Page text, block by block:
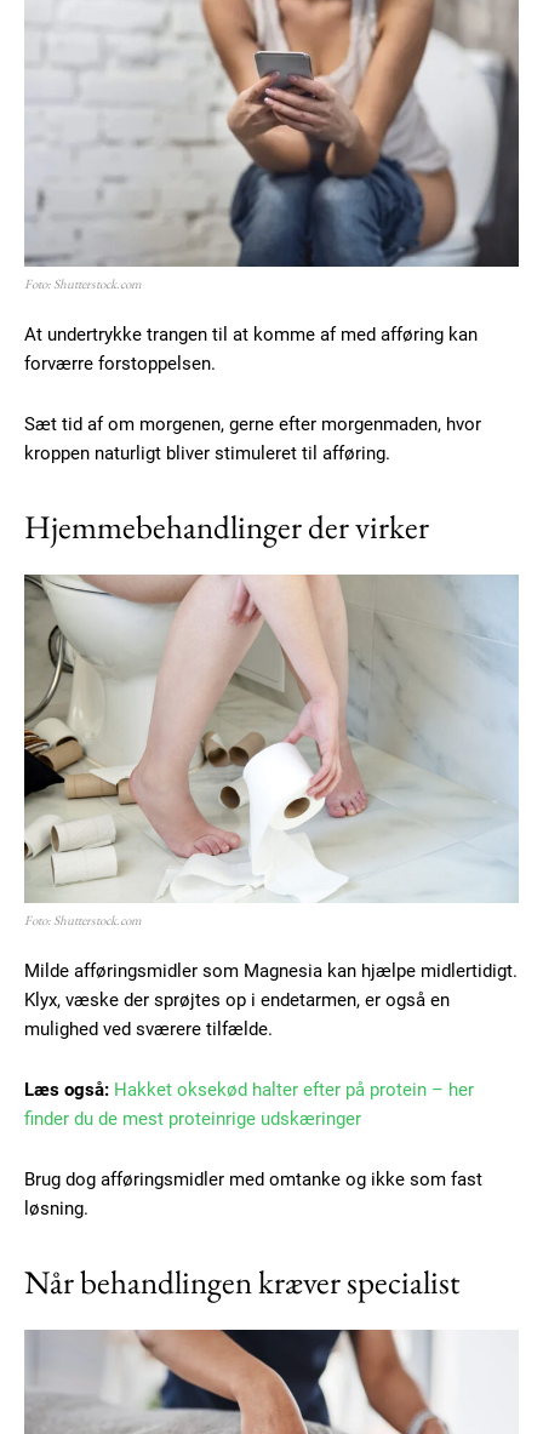
100DKK / year
Etiam est nibh, lobortis sit
Ut mollis pellentesque tortor
Nullam eu erat condimentum
Donec quis est ac felis
Foto: Shutterstock.com
At undertrykke trangen til at komme af med afføring kan
forværre forstoppelsen.
Sæt tid af om morgenen, gerne efter morgenmaden, hvor
kroppen naturligt bliver stimuleret til afføring.
Hjemmebehandlinger der virker
Foto: Shutterstock.com
Milde afføringsmidler som Magnesia kan hjælpe midlertidigt.
Klyx, væske der sprøjtes op i endetarmen, er også en
mulighed ved sværere tilfælde.
Læs også: Hakket oksekød halter efter på protein – her
finder du de mest proteinrige udskæringer
Brug dog afføringsmidler med omtanke og ikke som fast
løsning.
Når behandlingen kræver specialist